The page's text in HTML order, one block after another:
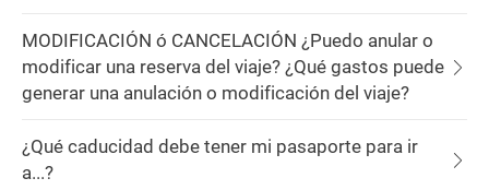
MODIFICACIÓN ó CANCELACIÓN ¿Puedo anular o
modificar una reserva del viaje? ¿Qué gastos puede
generar una anulación o modificación del viaje?
¿Qué caducidad debe tener mi pasaporte para ir
a...?